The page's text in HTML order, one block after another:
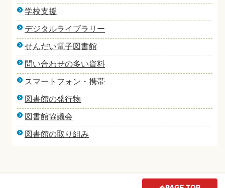
学校支援
デジタルライブラリー
せんだい電子図書館
問い合わせの多い資料
スマートフォン・携帯
図書館の発行物
図書館協議会
図書館の取り組み